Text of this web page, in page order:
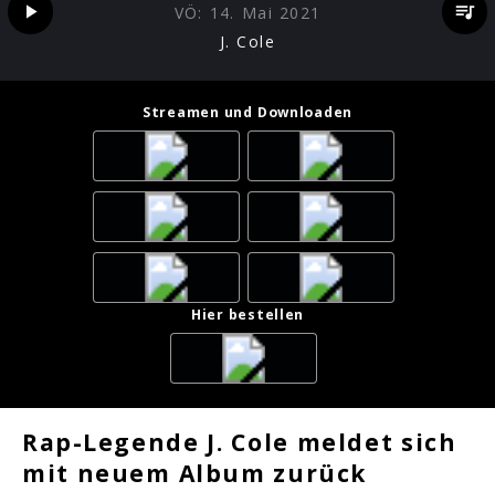
VÖ: 14. Mai 2021
J. Cole
Streamen und Downloaden
Hier bestellen
Rap-Legende J. Cole meldet sich
mit neuem Album zurück